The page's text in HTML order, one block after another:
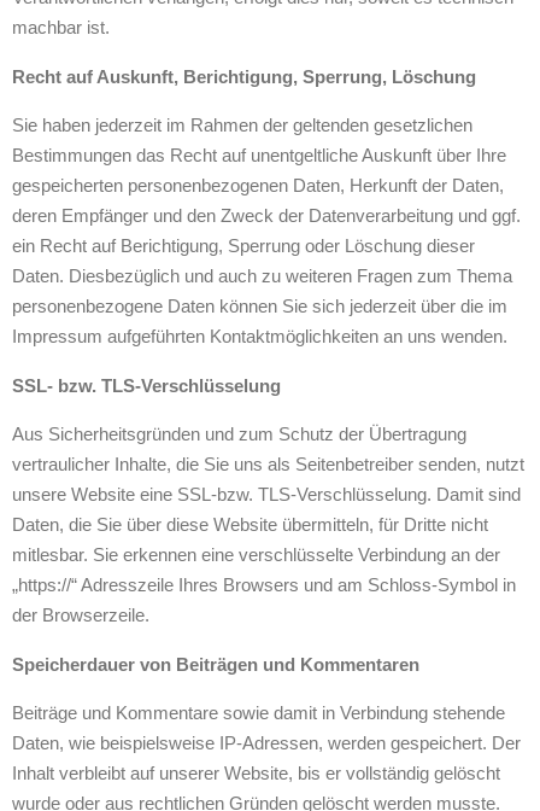
machbar ist.
Recht auf Auskunft, Berichtigung, Sperrung, Löschung
Sie haben jederzeit im Rahmen der geltenden gesetzlichen
Bestimmungen das Recht auf unentgeltliche Auskunft über Ihre
gespeicherten personenbezogenen Daten, Herkunft der Daten,
deren Empfänger und den Zweck der Datenverarbeitung und ggf.
ein Recht auf Berichtigung, Sperrung oder Löschung dieser
Daten. Diesbezüglich und auch zu weiteren Fragen zum Thema
personenbezogene Daten können Sie sich jederzeit über die im
Impressum aufgeführten Kontaktmöglichkeiten an uns wenden.
SSL- bzw. TLS-Verschlüsselung
Aus Sicherheitsgründen und zum Schutz der Übertragung
vertraulicher Inhalte, die Sie uns als Seitenbetreiber senden, nutzt
unsere Website eine SSL-bzw. TLS-Verschlüsselung. Damit sind
Daten, die Sie über diese Website übermitteln, für Dritte nicht
mitlesbar. Sie erkennen eine verschlüsselte Verbindung an der
„https://“ Adresszeile Ihres Browsers und am Schloss-Symbol in
der Browserzeile.
Speicherdauer von Beiträgen und Kommentaren
Beiträge und Kommentare sowie damit in Verbindung stehende
Daten, wie beispielsweise IP-Adressen, werden gespeichert. Der
Inhalt verbleibt auf unserer Website, bis er vollständig gelöscht
wurde oder aus rechtlichen Gründen gelöscht werden musste.